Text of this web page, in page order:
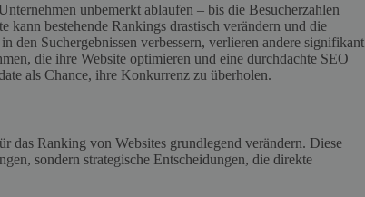
unbemerkt ablaufen – bis die Besucherzahlen
bestehende Rankings drastisch verändern und die
den Suchergebnissen verbessern, verlieren andere signifikant
die ihre Website optimieren und eine durchdachte SEO
als Chance, ihre Konkurrenz zu überholen.
Ranking von Websites grundlegend verändern. Diese
sondern strategische Entscheidungen, die direkte